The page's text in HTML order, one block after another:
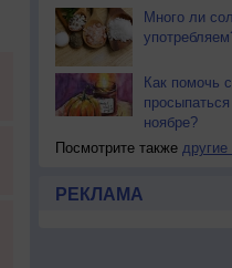
Много ли
Как помочь
ноябре?
Посмотрите также другие
РЕКЛАМА